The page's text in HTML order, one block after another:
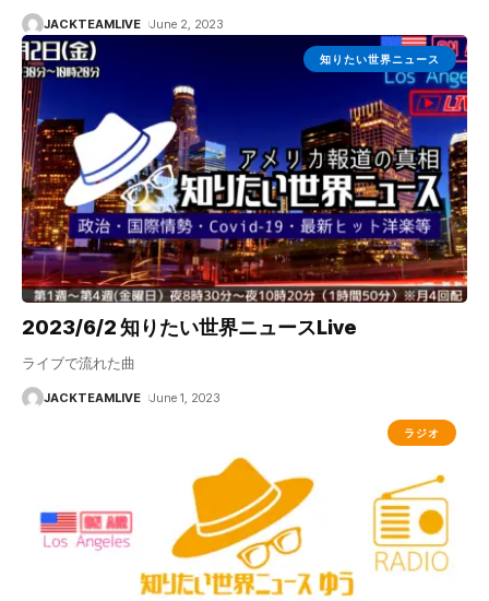
JACKTEAMLIVE June 2, 2023
知りたい世界ニュース
2023/6/2 知りたい世界ニュースLive
ライブで流れた曲
JACKTEAMLIVE June 1, 2023
ラジオ